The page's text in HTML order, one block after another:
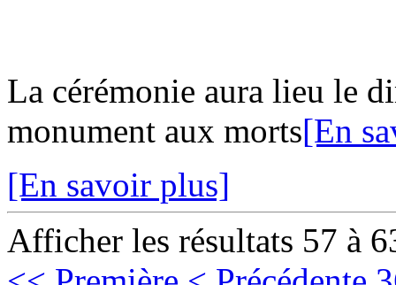
La cérémonie aura lieu le
monument aux morts[En
[En savoir plus]
Afficher les résultats 57 à